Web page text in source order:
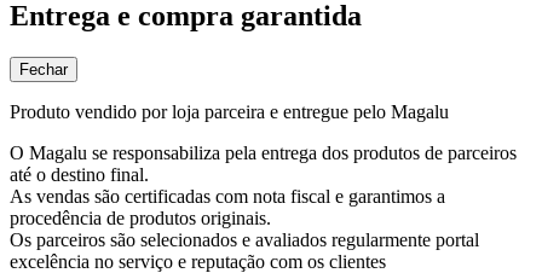
Entrega e compra garantida
Fechar
Produto vendido por loja parceira e entregue pelo Magalu
O Magalu se responsabiliza pela entrega dos produtos de parceiros
até o destino final.
As vendas são certificadas com nota fiscal e garantimos a
procedência de produtos originais.
Os parceiros são selecionados e avaliados regularmente portal
excelência no serviço e reputação com os clientes